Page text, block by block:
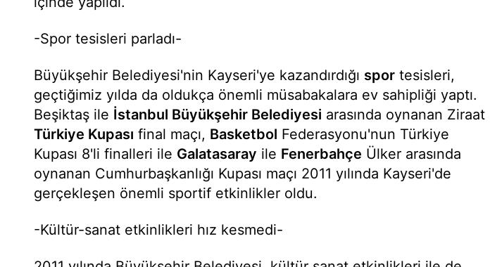
-Spor tesisleri parladı-
Büyükşehir Belediyesi'nin Kayseri'ye kazandırdığı spor tesisleri,
geçtiğimiz yılda da oldukça önemli müsabakalara ev sahipliği yaptı.
Beşiktaş ile İstanbul Büyükşehir Belediyesi arasında oynanan Ziraat
Türkiye Kupası final maçı, Basketbol Federasyonu'nun Türkiye
Kupası 8'li finalleri ile Galatasaray ile Fenerbahçe Ülker arasında
oynanan Cumhurbaşkanlığı Kupası maçı 2011 yılında Kayseri'de
gerçekleşen önemli sportif etkinlikler oldu.
-Kültür-sanat etkinlikleri hız kesmedi-